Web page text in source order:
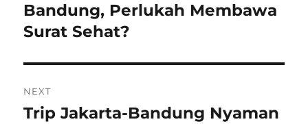
post:
Bandung, Perlukah Membawa
Surat Sehat?
NEXT
Next
Trip Jakarta-Bandung Nyaman